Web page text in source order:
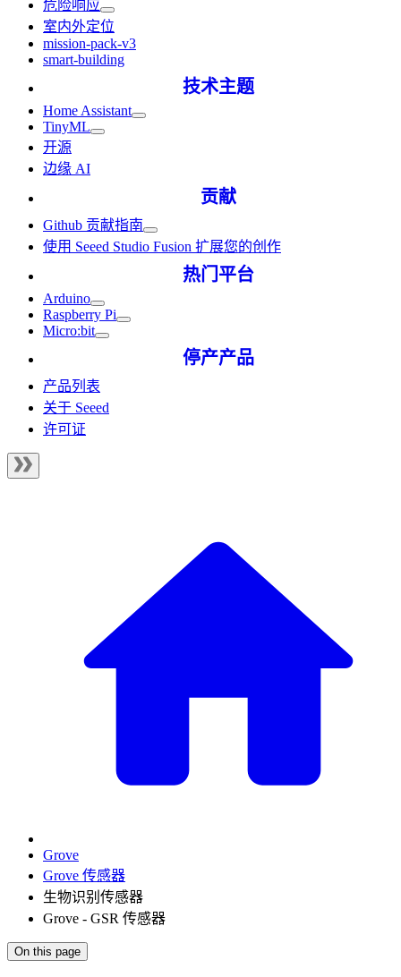
危险响应
室内外定位
mission-pack-v3
smart-building
技术主题
Home Assistant
TinyML
开源
边缘 AI
贡献
Github 贡献指南
使用 Seeed Studio Fusion 扩展您的创作
热门平台
Arduino
Raspberry Pi
Micro:bit
停产产品
产品列表
关于 Seeed
许可证
Grove
Grove 传感器
生物识别传感器
Grove - GSR 传感器
On this page